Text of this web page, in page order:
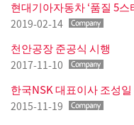
현대기아자동차 ‘품질 5스
2019-02-14
천안공장 준공식 시행
2017-11-10
한국NSK 대표이사 조성
2015-11-19